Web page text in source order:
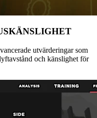
utvärderingar som
och känslighet för